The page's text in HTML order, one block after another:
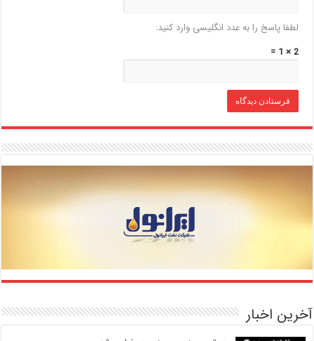
لطفا پاسخ را به عدد انگلیسی وارد کنید:
2 × 1 =
آخرین اخبار